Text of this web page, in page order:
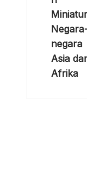
Miniatur
negara
Asia
Afrika